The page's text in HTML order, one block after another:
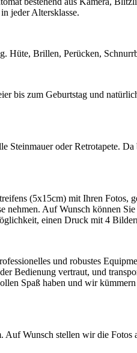
jeder Altersklasse.
Brillen, Perücken,
zum Geburtstag und
oder Retrotapete.
(5x15cm) mit Ihren Fotos,
Auf Wunsch können
einen Druck mit 4
und robustes
Bedienung vertraut, und
Spaß haben und wir
Wunsch stellen wir die